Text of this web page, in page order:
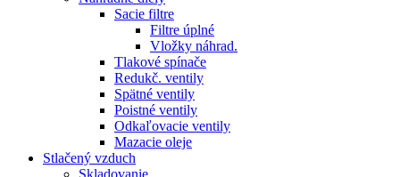
Sacie filtre
Filtre úplné
Vložky náhrad.
Tlakové spínače
Redukč. ventily
Spätné ventily
Poistné ventily
Odkaľovacie ventily
Mazacie oleje
Stlačený vzduch
Skladovanie